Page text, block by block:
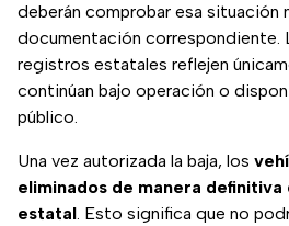
deberán comprobar esa situación
documentación correspondiente.
registros estatales reflejen
continúan bajo operación o
público.
Una vez autorizada la baja, los
eliminados de manera
estatal. Esto significa que no